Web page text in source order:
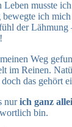
musste
bewegte ich
der Lähmung
Weg
im Reinen.
das gehört
nurich ganz
bin.